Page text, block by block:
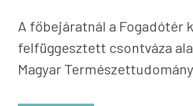
A főbejáratnál a Fogadótér
felfüggesztett csontváza
Magyar